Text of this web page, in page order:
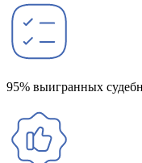
95% выигранных